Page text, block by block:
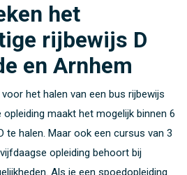
het
rijbewijs D
en Arnhem
het halen van een bus rijbewijs
opleiding maakt het mogelijk binnen 6
te halen. Maar ook een cursus van 3
opleiding behoort bij
Als je een spoedopleiding